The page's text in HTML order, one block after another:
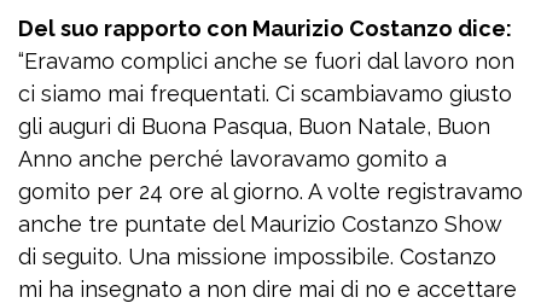
Del suo rapporto con Maurizio Costanzo dice:
“Eravamo complici anche se fuori dal lavoro non
ci siamo mai frequentati. Ci scambiavamo giusto
gli auguri di Buona Pasqua, Buon Natale, Buon
Anno anche perché lavoravamo gomito a
gomito per 24 ore al giorno. A volte registravamo
anche tre puntate del Maurizio Costanzo Show
di seguito. Una missione impossibile. Costanzo
mi ha insegnato a non dire mai di no e accettare